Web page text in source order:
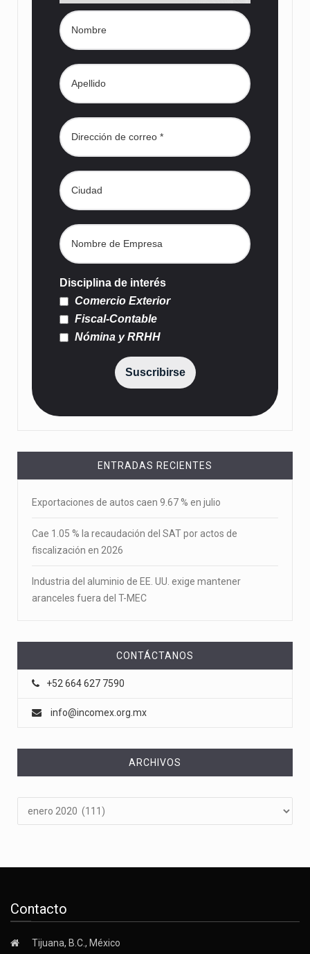
Disciplina de interés
Comercio Exterior
Fiscal-Contable
Nómina y RRHH
Suscribirse
ENTRADAS RECIENTES
Exportaciones de autos caen 9.67 % en julio
Cae 1.05 % la recaudación del SAT por actos de
fiscalización en 2026
Industria del aluminio de EE. UU. exige mantener
aranceles fuera del T-MEC
CONTÁCTANOS
+52 664 627 7590
info@incomex.org.mx
ARCHIVOS
Contacto
Tijuana, B.C., México